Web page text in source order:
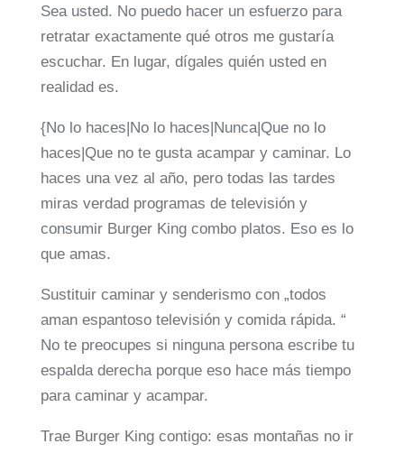
Sea usted. No puedo hacer un esfuerzo para
retratar exactamente qué otros me gustaría
escuchar. En lugar, dígales quién usted en
realidad es.
{No lo haces|No lo haces|Nunca|Que no lo
haces|Que no te gusta acampar y caminar. Lo
haces una vez al año, pero todas las tardes
miras verdad programas de televisión y
consumir Burger King combo platos. Eso es lo
que amas.
Sustituir caminar y senderismo con „todos
aman espantoso televisión y comida rápida. “
No te preocupes si ninguna persona escribe tu
espalda derecha porque eso hace más tiempo
para caminar y acampar.
Trae Burger King contigo: esas montañas no ir